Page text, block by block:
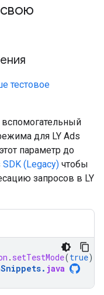
тестовое
вспомогательный
для LY Ads
параметр до
(Legacy) чтобы
запросов в LY
. setTestMode(true);
. java